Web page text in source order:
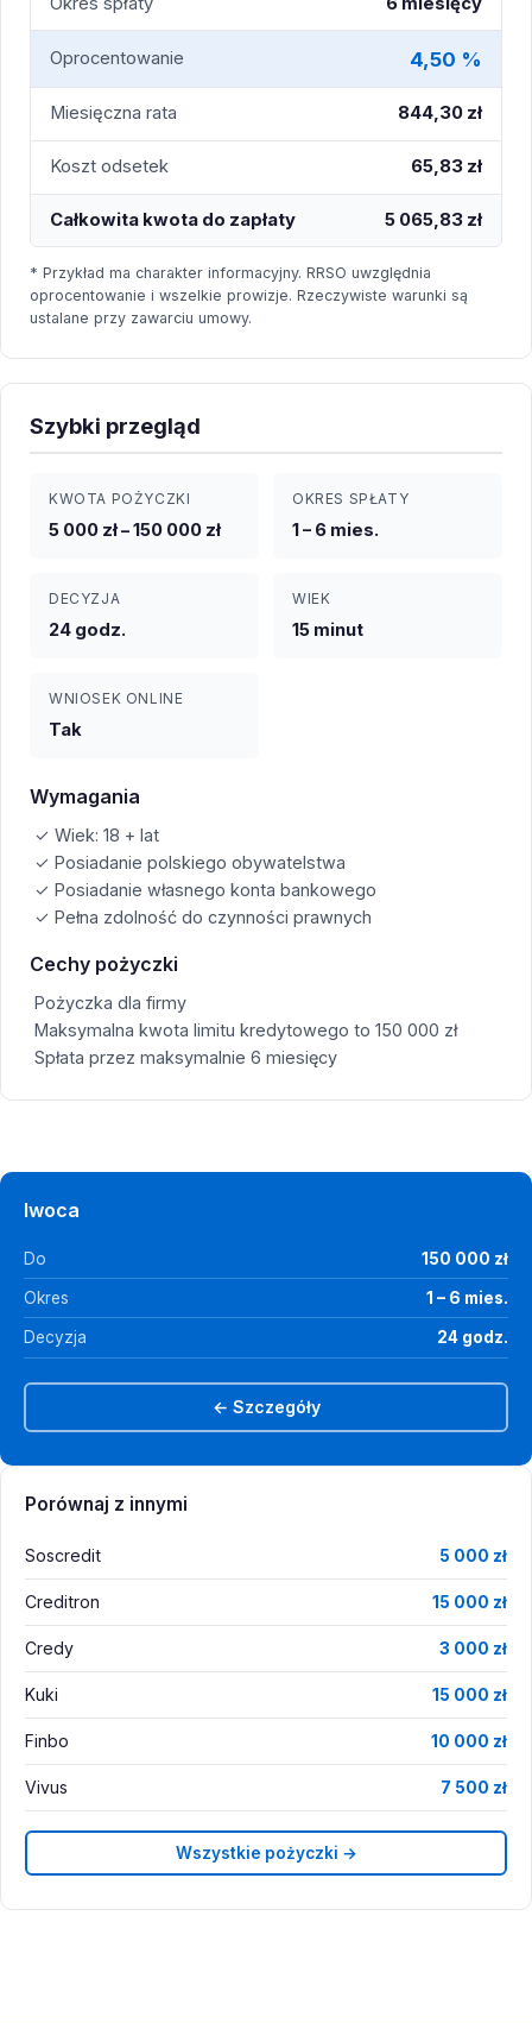
Oprocentowanie 4,50 %
Miesięczna rata 844,30 zł
Koszt odsetek 65,83 zł
Całkowita kwota do zapłaty 5 065,83 zł
* Przykład ma charakter informacyjny. RRSO uwzględnia
oprocentowanie i wszelkie prowizje. Rzeczywiste warunki są
ustalane przy zawarciu umowy.
Szybki przegląd
KWOTA POŻYCZKI
5 000 zł – 150 000 zł
OKRES SPŁATY
1 – 6 mies.
DECYZJA
24 godz.
WIEK
15 minut
WNIOSEK ONLINE
Tak
Wymagania
✓ Wiek: 18 + lat
✓ Posiadanie polskiego obywatelstwa
✓ Posiadanie własnego konta bankowego
✓ Pełna zdolność do czynności prawnych
Cechy pożyczki
Pożyczka dla firmy
Maksymalna kwota limitu kredytowego to 150 000 zł
Spłata przez maksymalnie 6 miesięcy
Iwoca
Do 150 000 zł
Okres 1 – 6 mies.
Decyzja 24 godz.
← Szczegóły
Porównaj z innymi
Soscredit 5 000 zł
Creditron 15 000 zł
Credy 3 000 zł
Kuki 15 000 zł
Finbo 10 000 zł
Vivus 7 500 zł
Wszystkie pożyczki →